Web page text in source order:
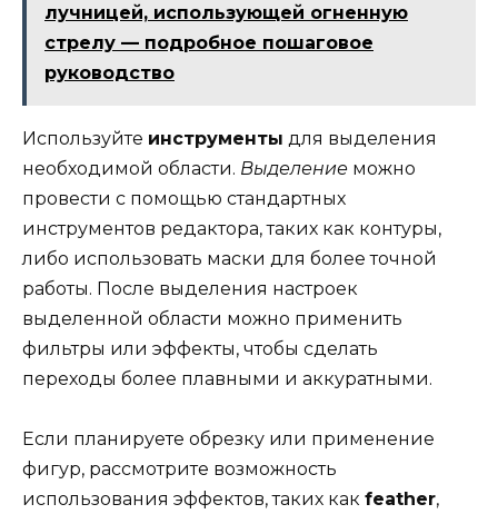
лучницей, использующей огненную
стрелу — подробное пошаговое
руководство
Используйте инструменты для выделения
необходимой области. Выделение можно
провести с помощью стандартных
инструментов редактора, таких как контуры,
либо использовать маски для более точной
работы. После выделения настроек
выделенной области можно применить
фильтры или эффекты, чтобы сделать
переходы более плавными и аккуратными.
Если планируете обрезку или применение
фигур, рассмотрите возможность
использования эффектов, таких как feather,